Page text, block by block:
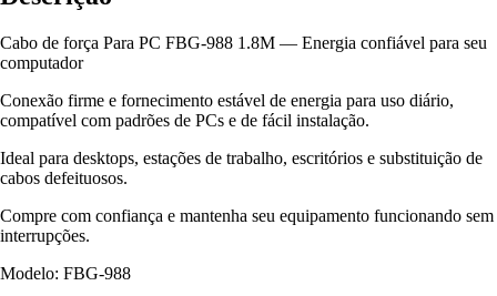
Cabo de força Para PC FBG-988 1.8M — Energia confiável para seu
computador
Conexão firme e fornecimento estável de energia para uso diário,
compatível com padrões de PCs e de fácil instalação.
Ideal para desktops, estações de trabalho, escritórios e substituição de
cabos defeituosos.
Compre com confiança e mantenha seu equipamento funcionando sem
interrupções.
Modelo: FBG-988